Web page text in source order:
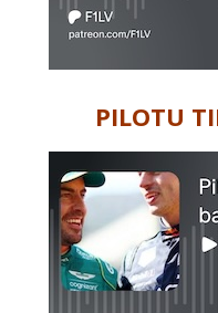
PILOTU